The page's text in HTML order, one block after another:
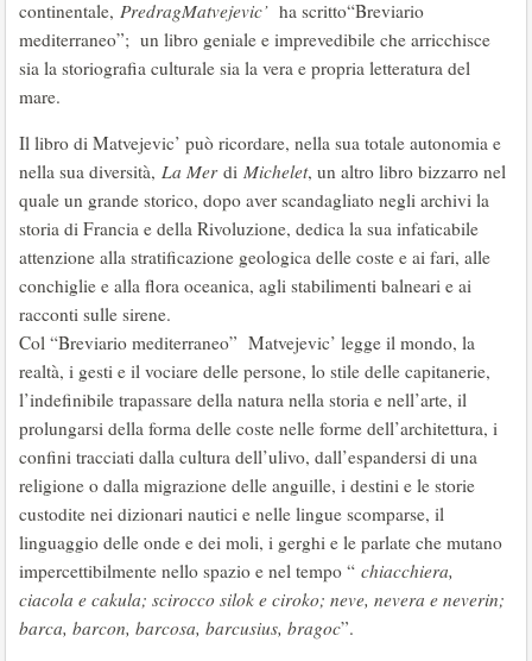
continentale, PredragMatvejevic’ ha scritto“Breviario
mediterraneo”; un libro geniale e imprevedibile che arricchisce
sia la storiografia culturale sia la vera e propria letteratura del
mare.
Il libro di Matvejevic’ può ricordare, nella sua totale autonomia e
nella sua diversità, La Merdi Michelet, un altro libro bizzarro nel
quale un grande storico, dopo aver scandagliato negli archivi la
storia di Francia e della Rivoluzione, dedica la sua infaticabile
attenzione alla stratificazione geologica delle coste e ai fari, alle
conchiglie e alla flora oceanica, agli stabilimenti balneari e ai
racconti sulle sirene.
Col “Breviario mediterraneo” Matvejevic’ legge il mondo, la
realtà, i gesti e il vociare delle persone, lo stile delle capitanerie,
l’indefinibile trapassare della natura nella storia e nell’arte, il
prolungarsi della forma delle coste nelle forme dell’architettura, i
confini tracciati dalla cultura dell’ulivo, dall’espandersi di una
religione o dalla migrazione delle anguille, i destini e le storie
custodite nei dizionari nautici e nelle lingue scomparse, il
linguaggio delle onde e dei moli, i gerghi e le parlate che mutano
impercettibilmente nello spazio e nel tempo “ chiacchiera,
ciacola e cakula; scirocco silok e ciroko; neve, nevera e neverin;
barca, barcon, barcosa, barcusius, bragoc”.